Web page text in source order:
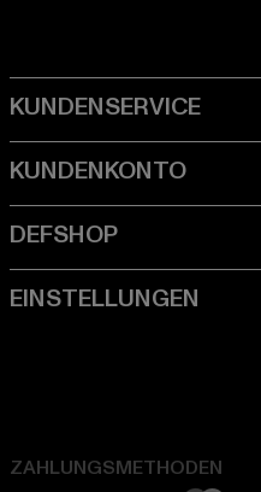
ZAHLUNGSMETHODEN